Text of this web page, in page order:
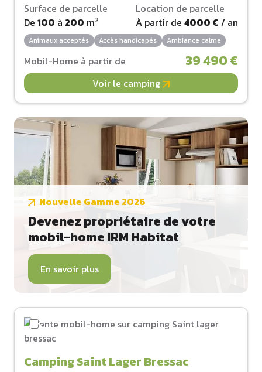
Surface de parcelle
De 100 à 200 m2
Location de parcelle
À partir de 4000 € / an
Animaux acceptés Accès handicapés Ambiance calme
Mobil-Home à partir de 39 490 €
Voir le camping
Nouvelle Gamme 2026
Devenez propriétaire de votre
mobil-home IRM Habitat
En savoir plus
Camping Saint Lager Bressac